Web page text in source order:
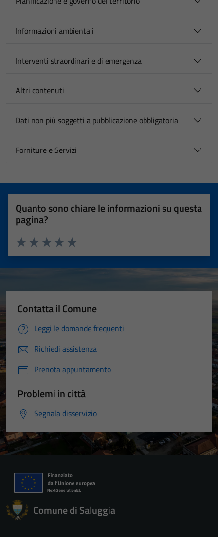
Informazioni ambientali
Interventi straordinari e di emergenza
Altri contenuti
Dati non più soggetti a pubblicazione obbligatoria
Forniture e Servizi
Quanto sono chiare le informazioni su questa
pagina?
Valuta 5 stelle su 5
Valuta 4 stelle su 5
Valuta 3 stelle su 5
Valuta 2 stelle su 5
Valuta 1 stelle su 5
Contatta il Comune
Leggi le domande frequenti
Richiedi assistenza
Prenota appuntamento
Problemi in città
Segnala disservizio
Comune di Saluggia
funzionamento
Questi cookie
non raccolgono